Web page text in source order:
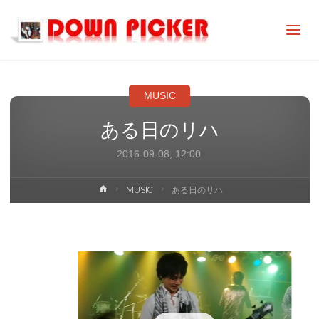
ある日のリハ
2016-09-08, 12:00
MUSIC
ホ
ー
MUSIC ある日のリハ